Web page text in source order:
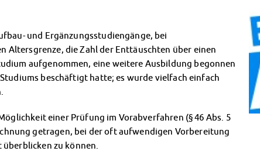
und Ergänzungsstudiengänge, bei
Altersgrenze, die Zahl der Enttäuschten über einen
aufgenommen, eine weitere Ausbildung begonnen
beschäftigt hatte; es wurde vielfach einfach
einer Prüfung im Vorabverfahren (§ 46 Abs. 5
getragen, bei der oft aufwendigen Vorbereitung
zu können.